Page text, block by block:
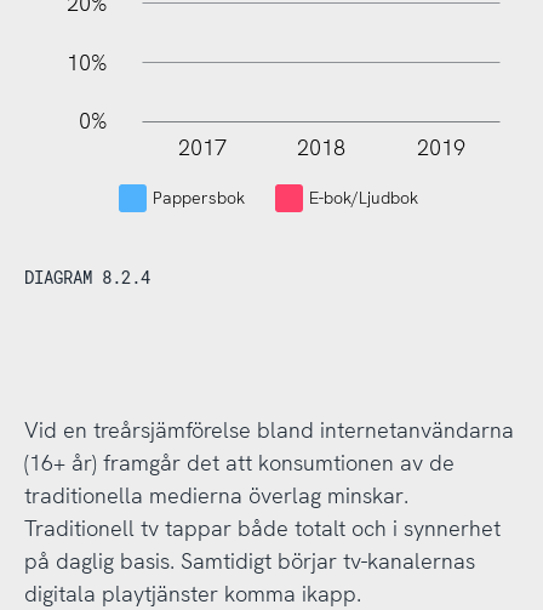
10%
0%
L
2017 2018 2019
Pappersbok E-bok/Ljudbok
DIAGRAM 8.2.4
Vid en treårsjämförelse bland internetanvändarna
(16+ år) framgår det att konsumtionen av de
traditionella medierna överlag minskar.
Traditionell tv tappar både totalt och i synnerhet
på daglig basis. Samtidigt börjar tv-kanalernas
digitala playtjänster komma ikapp.